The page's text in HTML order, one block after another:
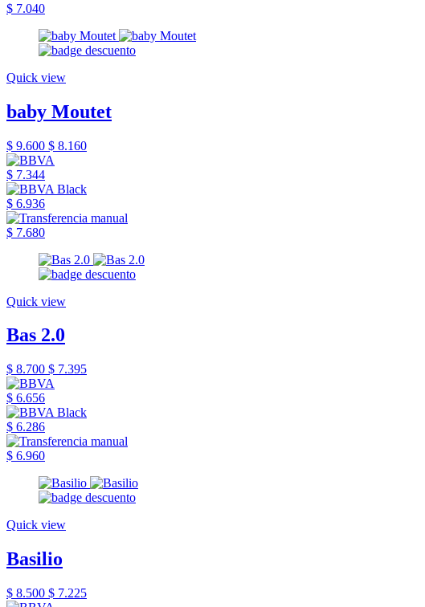
$ 7.040
Quick view
baby Moutet
$ 9.600 $ 8.160
$ 7.344
$ 6.936
$ 7.680
Quick view
Bas 2.0
$ 8.700 $ 7.395
$ 6.656
$ 6.286
$ 6.960
Quick view
Basilio
$ 8.500 $ 7.225